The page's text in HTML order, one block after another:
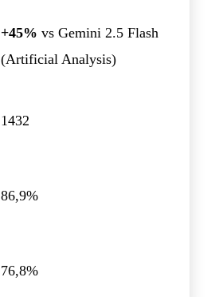
+45% vs Gemini 2.5 Flash
(Artificial Analysis)
1432
86,9%
76,8%